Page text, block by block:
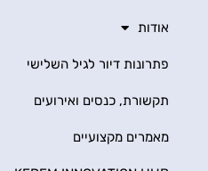
אודות
פתרונות דיור לגיל השלישי
תקשורת, כנסים ואירועים
מאמרים מקצועיים